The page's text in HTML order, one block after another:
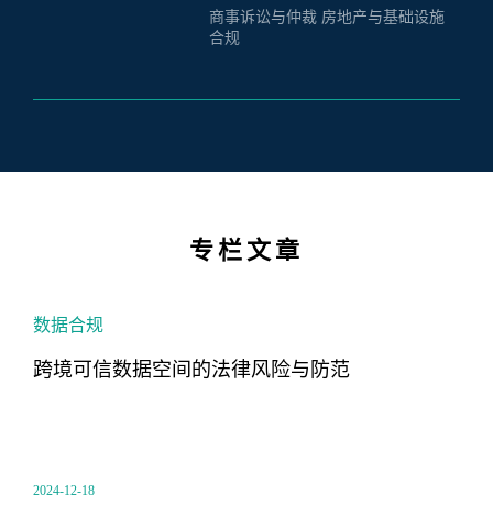
商事诉讼与仲裁 房地产与基础设施
合规
专栏文章
数据合规
跨境可信数据空间的法律风险与防范
2024-12-18